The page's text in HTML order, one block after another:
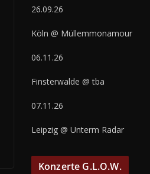
26.09.26
Köln @ Müllemmonamour
06.11.26
Finsterwalde @ tba
07.11.26
Leipzig @ Unterm Radar
Konzerte G.L.O.W.